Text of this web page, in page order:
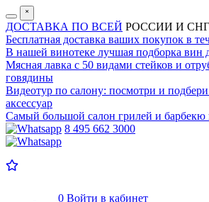
˟
ДОСТАВКА ПО ВСЕЙ РОССИИ И СНГ
Бесплатная доставка ваших покупок в
В нашей винотеке лучшая подборка вин
Мясная лавка с 50 видами стейков и
говядины
Видеотур по салону: посмотри и
аксессуар
Самый большой салон грилей и барбекю
8 495 662 3000
0 Войти в кабинет